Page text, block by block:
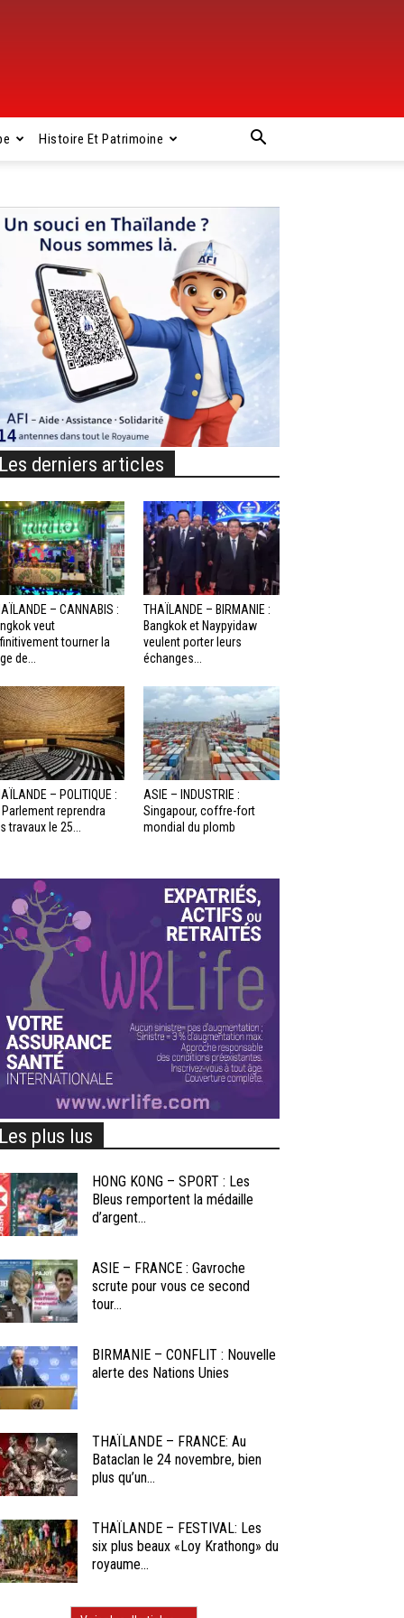
Histoire Et Patrimoine
Les derniers articles
– CANNABIS :
veut
tourner la
de...
THAÏLANDE – BIRMANIE :
Bangkok et Naypyidaw
veulent porter leurs
échanges...
– POLITIQUE :
Parlement reprendra
travaux le 25...
ASIE – INDUSTRIE :
Singapour, coffre-fort
mondial du plomb
Les plus lus
HONG KONG – SPORT : Les
Bleus remportent la médaille
d’argent...
ASIE – FRANCE : Gavroche
scrute pour vous ce second
tour...
BIRMANIE – CONFLIT : Nouvelle
alerte des Nations Unies
THAÏLANDE – FRANCE: Au
Bataclan le 24 novembre, bien
plus qu’un...
THAÏLANDE – FESTIVAL: Les
six plus beaux «Loy Krathong» du
royaume...